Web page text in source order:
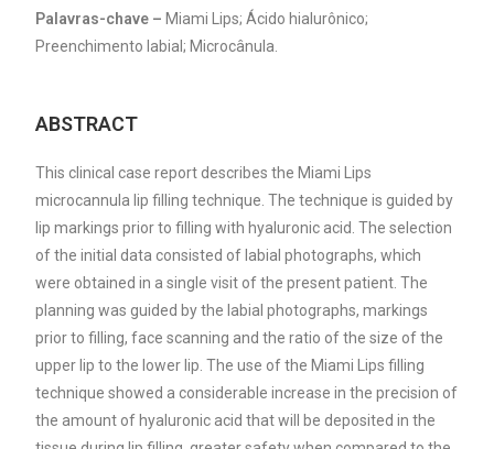
Palavras-chave – Miami Lips; Ácido hialurônico;
Preenchimento labial; Microcânula.
ABSTRACT
This clinical case report describes the Miami Lips
microcannula lip filling technique. The technique is guided by
lip markings prior to filling with hyaluronic acid. The selection
of the initial data consisted of labial photographs, which
were obtained in a single visit of the present patient. The
planning was guided by the labial photographs, markings
prior to filling, face scanning and the ratio of the size of the
upper lip to the lower lip. The use of the Miami Lips filling
technique showed a considerable increase in the precision of
the amount of hyaluronic acid that will be deposited in the